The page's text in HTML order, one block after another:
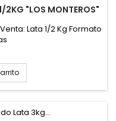
2KG "LOS MONTEROS"
Lata 1/2 Kg Formato